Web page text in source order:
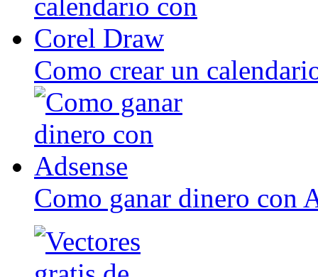
Como crear un
Como ganar dinero con